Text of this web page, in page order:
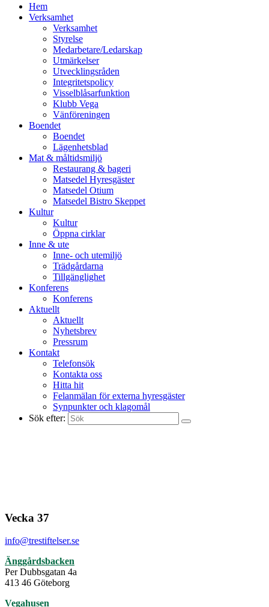
Hem
Verksamhet
Verksamhet
Styrelse
Medarbetare/Ledarskap
Utmärkelser
Utvecklingsråden
Integritetspolicy
Visselblåsarfunktion
Klubb Vega
Vänföreningen
Boendet
Boendet
Lägenhetsblad
Mat & måltidsmiljö
Restaurang & bageri
Matsedel Hyresgäster
Matsedel Otium
Matsedel Bistro Skeppet
Kultur
Kultur
Öppna cirklar
Inne & ute
Inne- och utemiljö
Trädgårdarna
Tillgänglighet
Konferens
Konferens
Aktuellt
Aktuellt
Nyhetsbrev
Pressrum
Kontakt
Telefonsök
Kontakta oss
Hitta hit
Felanmälan för externa hyresgäster
Synpunkter och klagomål
Sök efter:
Vecka 37
info@trestiftelser.se
Änggårdsbacken
Per Dubbsgatan 4a
413 46 Göteborg
Vegahusen